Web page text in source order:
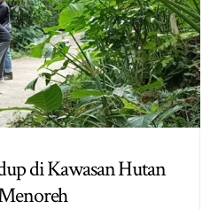
di Kawasan Hutan